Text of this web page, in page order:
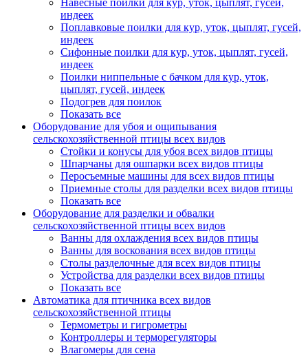
Навесные поилки для кур, уток, цыплят, гусей,
индеек
Поплавковые поилки для кур, уток, цыплят, гусей,
индеек
Сифонные поилки для кур, уток, цыплят, гусей,
индеек
Поилки ниппельные с бачком для кур, уток,
цыплят, гусей, индеек
Подогрев для поилок
Показать все
Оборудование для убоя и ощипывания
сельскохозяйственной птицы всех видов
Стойки и конусы для убоя всех видов птицы
Шпарчаны для ошпарки всех видов птицы
Перосъемные машины для всех видов птицы
Приемные столы для разделки всех видов птицы
Показать все
Оборудование для разделки и обвалки
сельскохозяйственной птицы всех видов
Ванны для охлаждения всех видов птицы
Ванны для воскования всех видов птицы
Столы разделочные для всех видов птицы
Устройства для разделки всех видов птицы
Показать все
Автоматика для птичника всех видов
сельскохозяйственной птицы
Термометры и гигрометры
Контроллеры и терморегуляторы
Влагомеры для сена